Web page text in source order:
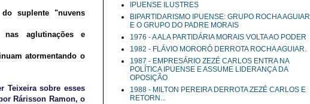
suplente "nuvens
aglutinações e
atormentando o
Teixeira sobre esses
Rárisson Ramon, o
IPUENSE ILUSTRES
BIPARTIDARISMO IPUENSE: GRUPO ROCHA AGUIAR
E O GRUPO DO PADRE MORAIS
1976 - A ALA PARTIDÁRIA MORAIS VOLTA AO PODER
1982 - FLÁVIO MORORÓ DERROTA ROCHA AGUIAR.
1987 - EMPRESÁRIO ZEZÉ CARLOS ENTRA NA
POLÍTICA IPUENSE E ASSUME LIDERANÇA DA
OPOSIÇÃO
1988 - MILTON PEREIRA DERROTA ZEZÉ CARLOS E
RETORN...